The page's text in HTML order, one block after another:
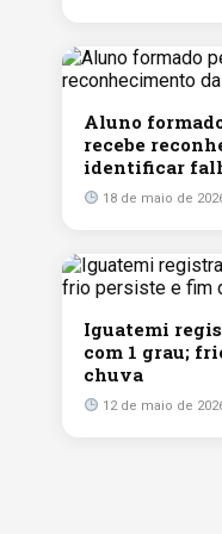
Aluno
recebe
identificar
18 de maio de
Iguatemi
com 1 grau;
chuva
12 de maio de